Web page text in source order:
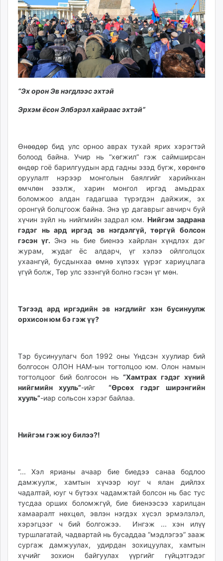
ikon.mn
mnb.mn
Livetv.mn
Eguur.mn
24tsag.mn
shuud.mn
ergelt.mn
zarig.mn
mminfo.mn
ugluu.mn
urlag.mn
unen.mn
asu.mn
shudarga.mn
shuurhai.mn
unuudur.mn
isee.mn
mglradio.com
fact.mn
shuum.mn
times.mn
unegui.mn
assa.mn
toim.mn
“Эх орон Эв нэгдлээс эхтэй
Эрхэм ёсон Элбэрэл хайраас эхтэй”
Өнөөдөр бид улс орноо аврах тухай ярих хэрэгтэй
болоод байна. Учир нь “хөгжил” гэж саймширсан
өндөр гоё барилгуудын ард гадны эзэд бүгж, хөрөнгө
оруулалт нэрээр монголын баялгийг харийнхан
өмчлөн эзэлж, харин монгол иргэд амьдрах
боломжоо алдан гадагшаа түрэгдэн дайжиж, эх
оронгүй болцгоож байна. Энэ үр дагаврыг авчирч буй
хүчин зүйл нь нийгмийн задрал юм. Нийгэм задрана
гэдэг нь ард иргэд эв нэгдэлгүй, төргүй болсон
гэсэн үг. Энэ нь бие биенээ хайрлан хүндлэх дэг
журам, жудаг ёс алдарч, үг хэлээ ойлголцох
ухаангүй, бусдынхаа өмнө хүлээх үүрэг хариуцлага
үгүй болж, Төр улс эзэнгүй болно гэсэн үг мөн.
Тэгээд ард иргэдийн эв нэгдлийг хэн бусинуулж
орхисон юм бэ гэж үү?
Тэр бусинуулагч бол 1992 оны Үндсэн хуулиар бий
болгосон ОЛОН НАМ-ын тогтолцоо юм. Олон намын
тогтолцоог бий болгосон нь “Хамтрах гэдэг хүний
нийгмийн хууль”-ийг “Өрсөх гэдэг ширэнгийн
хууль”-иар сольсон хэрэг байлаа.
Нийгэм гэж юу билээ?!
“... Хэл ярианы ачаар бие биедээ санаа бодлоо
дамжуулж, хамтын хүчээр юуг ч ялан дийлэх
чадалтай, юуг ч бүтээх чадамжтай болсон нь бас тус
тусдаа орших боломжгүй, бие биенээсээ харилцан
хамааралт нөхцөл, эвлэн нэгдэх хүсэл эрмэлзлэл,
хэрэгцээг ч бий болгожээ. Ингэж ... хэн илүү
туршлагатай, чадвартай нь бусаддаа “мэдлэгээ” зааж
сургаж дамжуулах, удирдан зохицуулах, хамтын
хүчийг зохион байгуулах үүргийг гүйцэтгэдэг